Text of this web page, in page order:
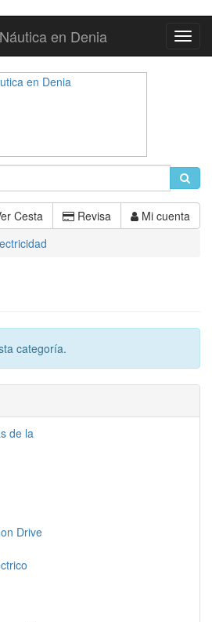
en Denia
Cesta Revisa
Mi cuenta
categoría.
de la
Drive